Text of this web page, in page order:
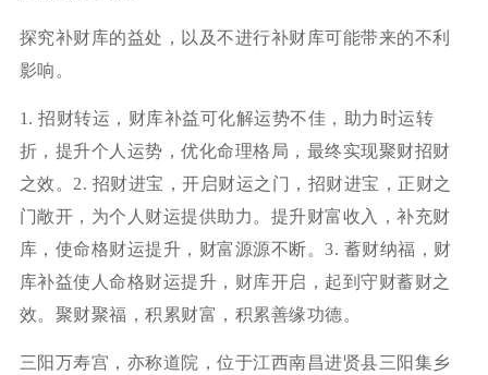
探究补财库的益处，以及不进行补财库可能带来的不利
影响。
1. 招财转运，财库补益可化解运势不佳，助力时运转
折，提升个人运势，优化命理格局，最终实现聚财招财
之效。2. 招财进宝，开启财运之门，招财进宝，正财之
门敞开，为个人财运提供助力。提升财富收入，补充财
库，使命格财运提升，财富源源不断。3. 蓄财纳福，财
库补益使人命格财运提升，财库开启，起到守财蓄财之
效。聚财聚福，积累财富，积累善缘功德。
三阳万寿宫，亦称道院，位于江西南昌进贤县三阳集乡